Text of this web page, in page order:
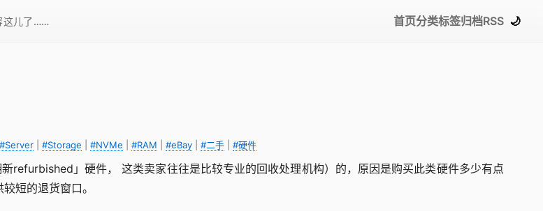
这儿了…… 首页分类标签归档RSS 🌙
#Server #Storage #NVMe #RAM #eBay #二手 #硬件
refurbished」硬件， 这类卖家往往是比较专业的回收处理机构）的，原因是购买此类硬件多少有点
短的退货窗口。